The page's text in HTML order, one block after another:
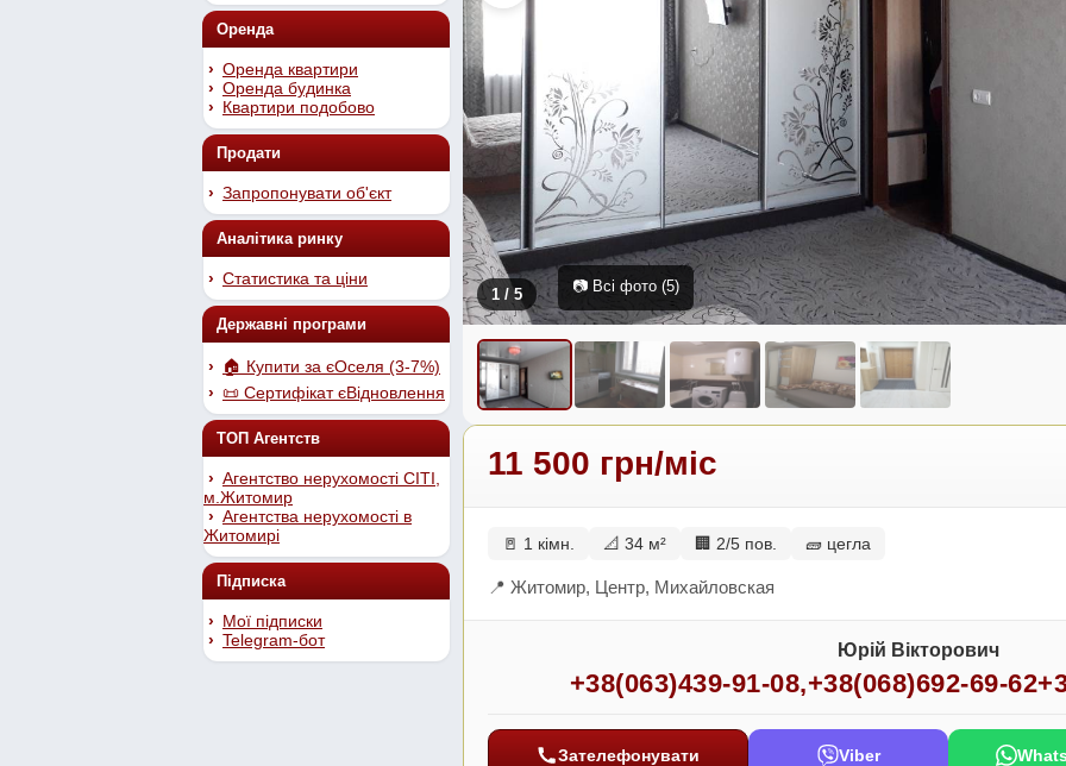
Оренда
Оренда квартири
Оренда будинка
Квартири подобово
Продати
Запропонувати об'єкт
Аналітика ринку
Статистика та ціни
Державні програми
🏠 Купити за єОселя (3-7%)
📜 Сертифікат єВідновлення
ТОП Агентств
Агентство нерухомості СІТІ,
м.Житомир
Агентства нерухомості в
Житомирі
Підписка
Мої підписки
Telegram-бот
1 / 5 📷 Всі фото (5)
11 500 грн/міс
🚪 1 кімн. 📐 34 м² 🏢 2/5 пов. 🧱 цегла
📍 Житомир, Центр, Михайловская
Юрій Вікторович
+38(063)439-91-08,+38(068)692-69-62
Зателефонувати Viber